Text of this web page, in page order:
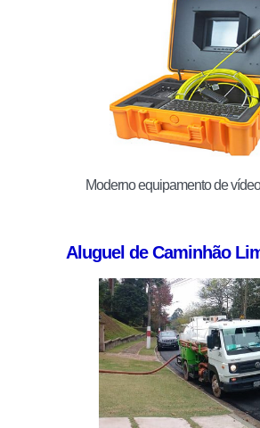
Moderno equipamento de
Aluguel de Caminhão